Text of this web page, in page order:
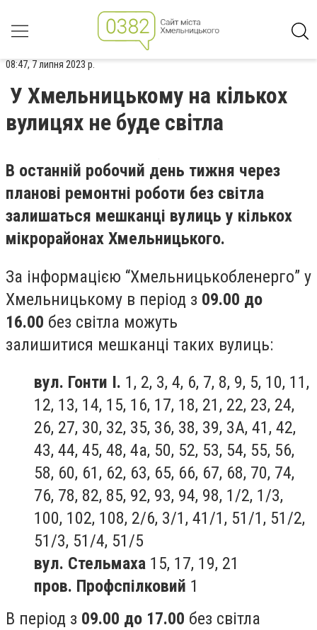
08:47, 7 липня 2023 р.
У Хмельницькому на кількох
вулицях не буде світла
В останній робочий день тижня через
планові ремонтні роботи без світла
залишаться мешканці вулиць у кількох
мікрорайонах Хмельницького.
За інформацією “Хмельницькобленерго” у
Хмельницькому в період з 09.00 до
16.00 без світла можуть
залишитися мешканці таких вулиць:
вул. Гонти І. 1, 2, 3, 4, 6, 7, 8, 9, 5, 10, 11,
12, 13, 14, 15, 16, 17, 18, 21, 22, 23, 24,
26, 27, 30, 32, 35, 36, 38, 39, 3А, 41, 42,
43, 44, 45, 48, 4а, 50, 52, 53, 54, 55, 56,
58, 60, 61, 62, 63, 65, 66, 67, 68, 70, 74,
76, 78, 82, 85, 92, 93, 94, 98, 1/2, 1/3,
100, 102, 108, 2/6, 3/1, 41/1, 51/1, 51/2,
51/3, 51/4, 51/5
вул. Стельмаха 15, 17, 19, 21
пров. Профспілковий 1
В період з 09.00 до 17.00 без світла